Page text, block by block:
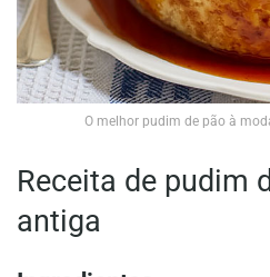
O melhor pudim de pão à
Receita de pudim
antiga